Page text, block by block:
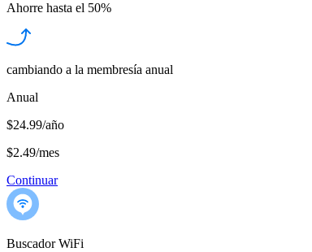
Ahorre hasta el 50%
cambiando a la membresía anual
Anual
$24.99/año
$2.49/mes
Continuar
Buscador WiFi